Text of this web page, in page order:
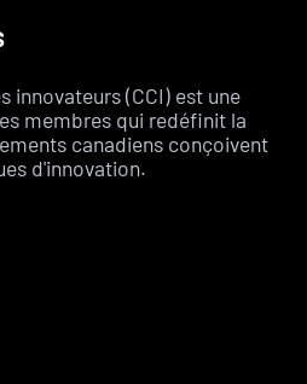
innovateurs (CCI) est une
membres qui redéfinit la
canadiens conçoivent
d'innovation.